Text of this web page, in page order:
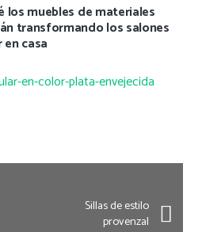
los muebles de materiales
transformando los salones
casa
Sillas de estilo
provenzal